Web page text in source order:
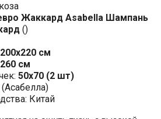
Жаккард Asabella Шампань
()
200х220 см
см
50x70 (2 шт)
Китай